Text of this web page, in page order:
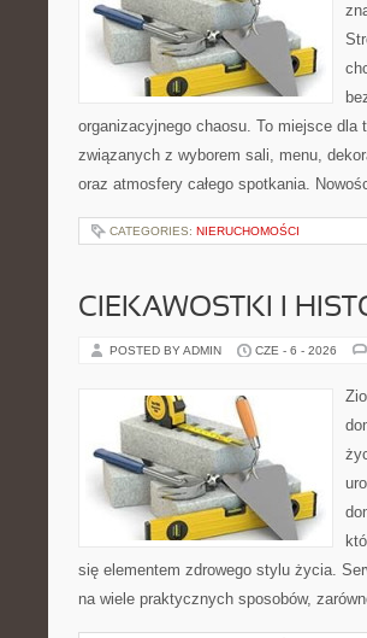
organizacyjnego chaosu. To miejsce
związanych z wyborem sali, menu,
oraz atmosfery całego spotkania.
CATEGORIES: NIERUCHOMOŚCI
CIEKAWOSTKI I
POSTED BY ADMIN CZE - 6 - 2026
się elementem zdrowego stylu życia.
na wiele praktycznych sposobów,